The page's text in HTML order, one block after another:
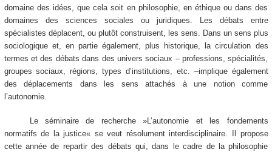
domaine des idées, que cela soit en philosophie, en éthique ou dans des
domaines des sciences sociales ou juridiques. Les débats entre
spécialistes déplacent, ou plutôt construisent, les sens. Dans un sens plus
sociologique et, en partie également, plus historique, la circulation des
termes et des débats dans des univers sociaux – professions, spécialités,
groupes sociaux, régions, types d’institutions, etc. –implique également
des déplacements dans les sens attachés à une notion comme
l’autonomie.
Le séminaire de recherche »L’autonomie et les fondements
normatifs de la justice« se veut résolument interdisciplinaire. Il propose
cette année de repartir des débats qui, dans le cadre de la philosophie